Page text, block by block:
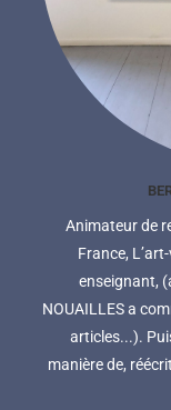
Animateur de
France,
enseignant,
NOUAILLES a
articles...).
manière de,